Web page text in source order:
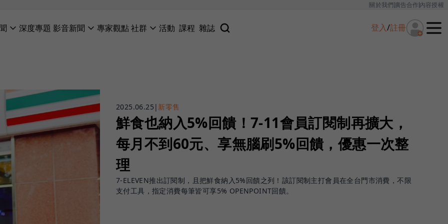
關於我們廣告合作內容授權
深度專題 影音新聞 專家觀點社群 活動 課程 雜誌 登入/註冊
2025.06.25 | 新零售
鮮食也納入5%回饋！7-11會員訂閱制再擴大，
每月不到60元、享無腦刷5%回饋，優惠一次整
理
7-ELEVEN推出訂閱制，且把鮮食納入5%回饋之列！該訂閱制主打會員在全台門市消費，不限
支付工具，指定消費每筆皆可享5% OPENPOINT回饋。